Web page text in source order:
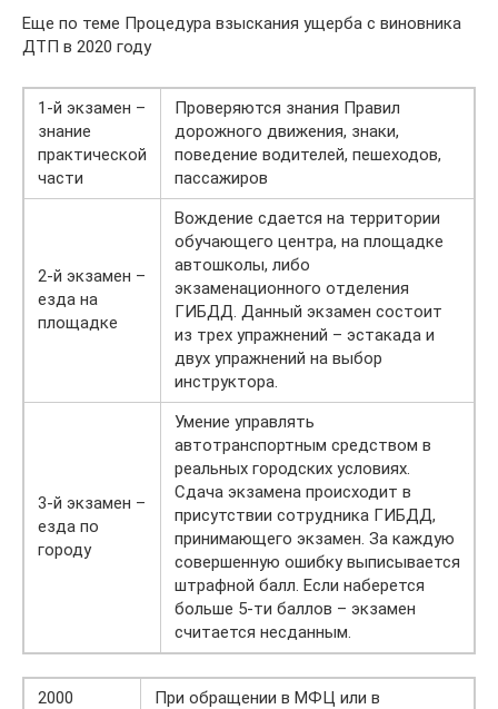
Еще по теме Процедура взыскания ущерба с виновника
ДТП в 2020 году
1-й экзамен –
знание
практической
части
Проверяются знания Правил
дорожного движения, знаки,
поведение водителей, пешеходов,
пассажиров
2-й экзамен –
езда на
площадке
Вождение сдается на территории
обучающего центра, на площадке
автошколы, либо
экзаменационного отделения
ГИБДД. Данный экзамен состоит
из трех упражнений – эстакада и
двух упражнений на выбор
инструктора.
3-й экзамен –
езда по
городу
Умение управлять
автотранспортным средством в
реальных городских условиях.
Сдача экзамена происходит в
присутствии сотрудника ГИБДД,
принимающего экзамен. За каждую
совершенную ошибку выписывается
штрафной балл. Если наберется
больше 5-ти баллов – экзамен
считается несданным.
2000
При обращении в МФЦ или в